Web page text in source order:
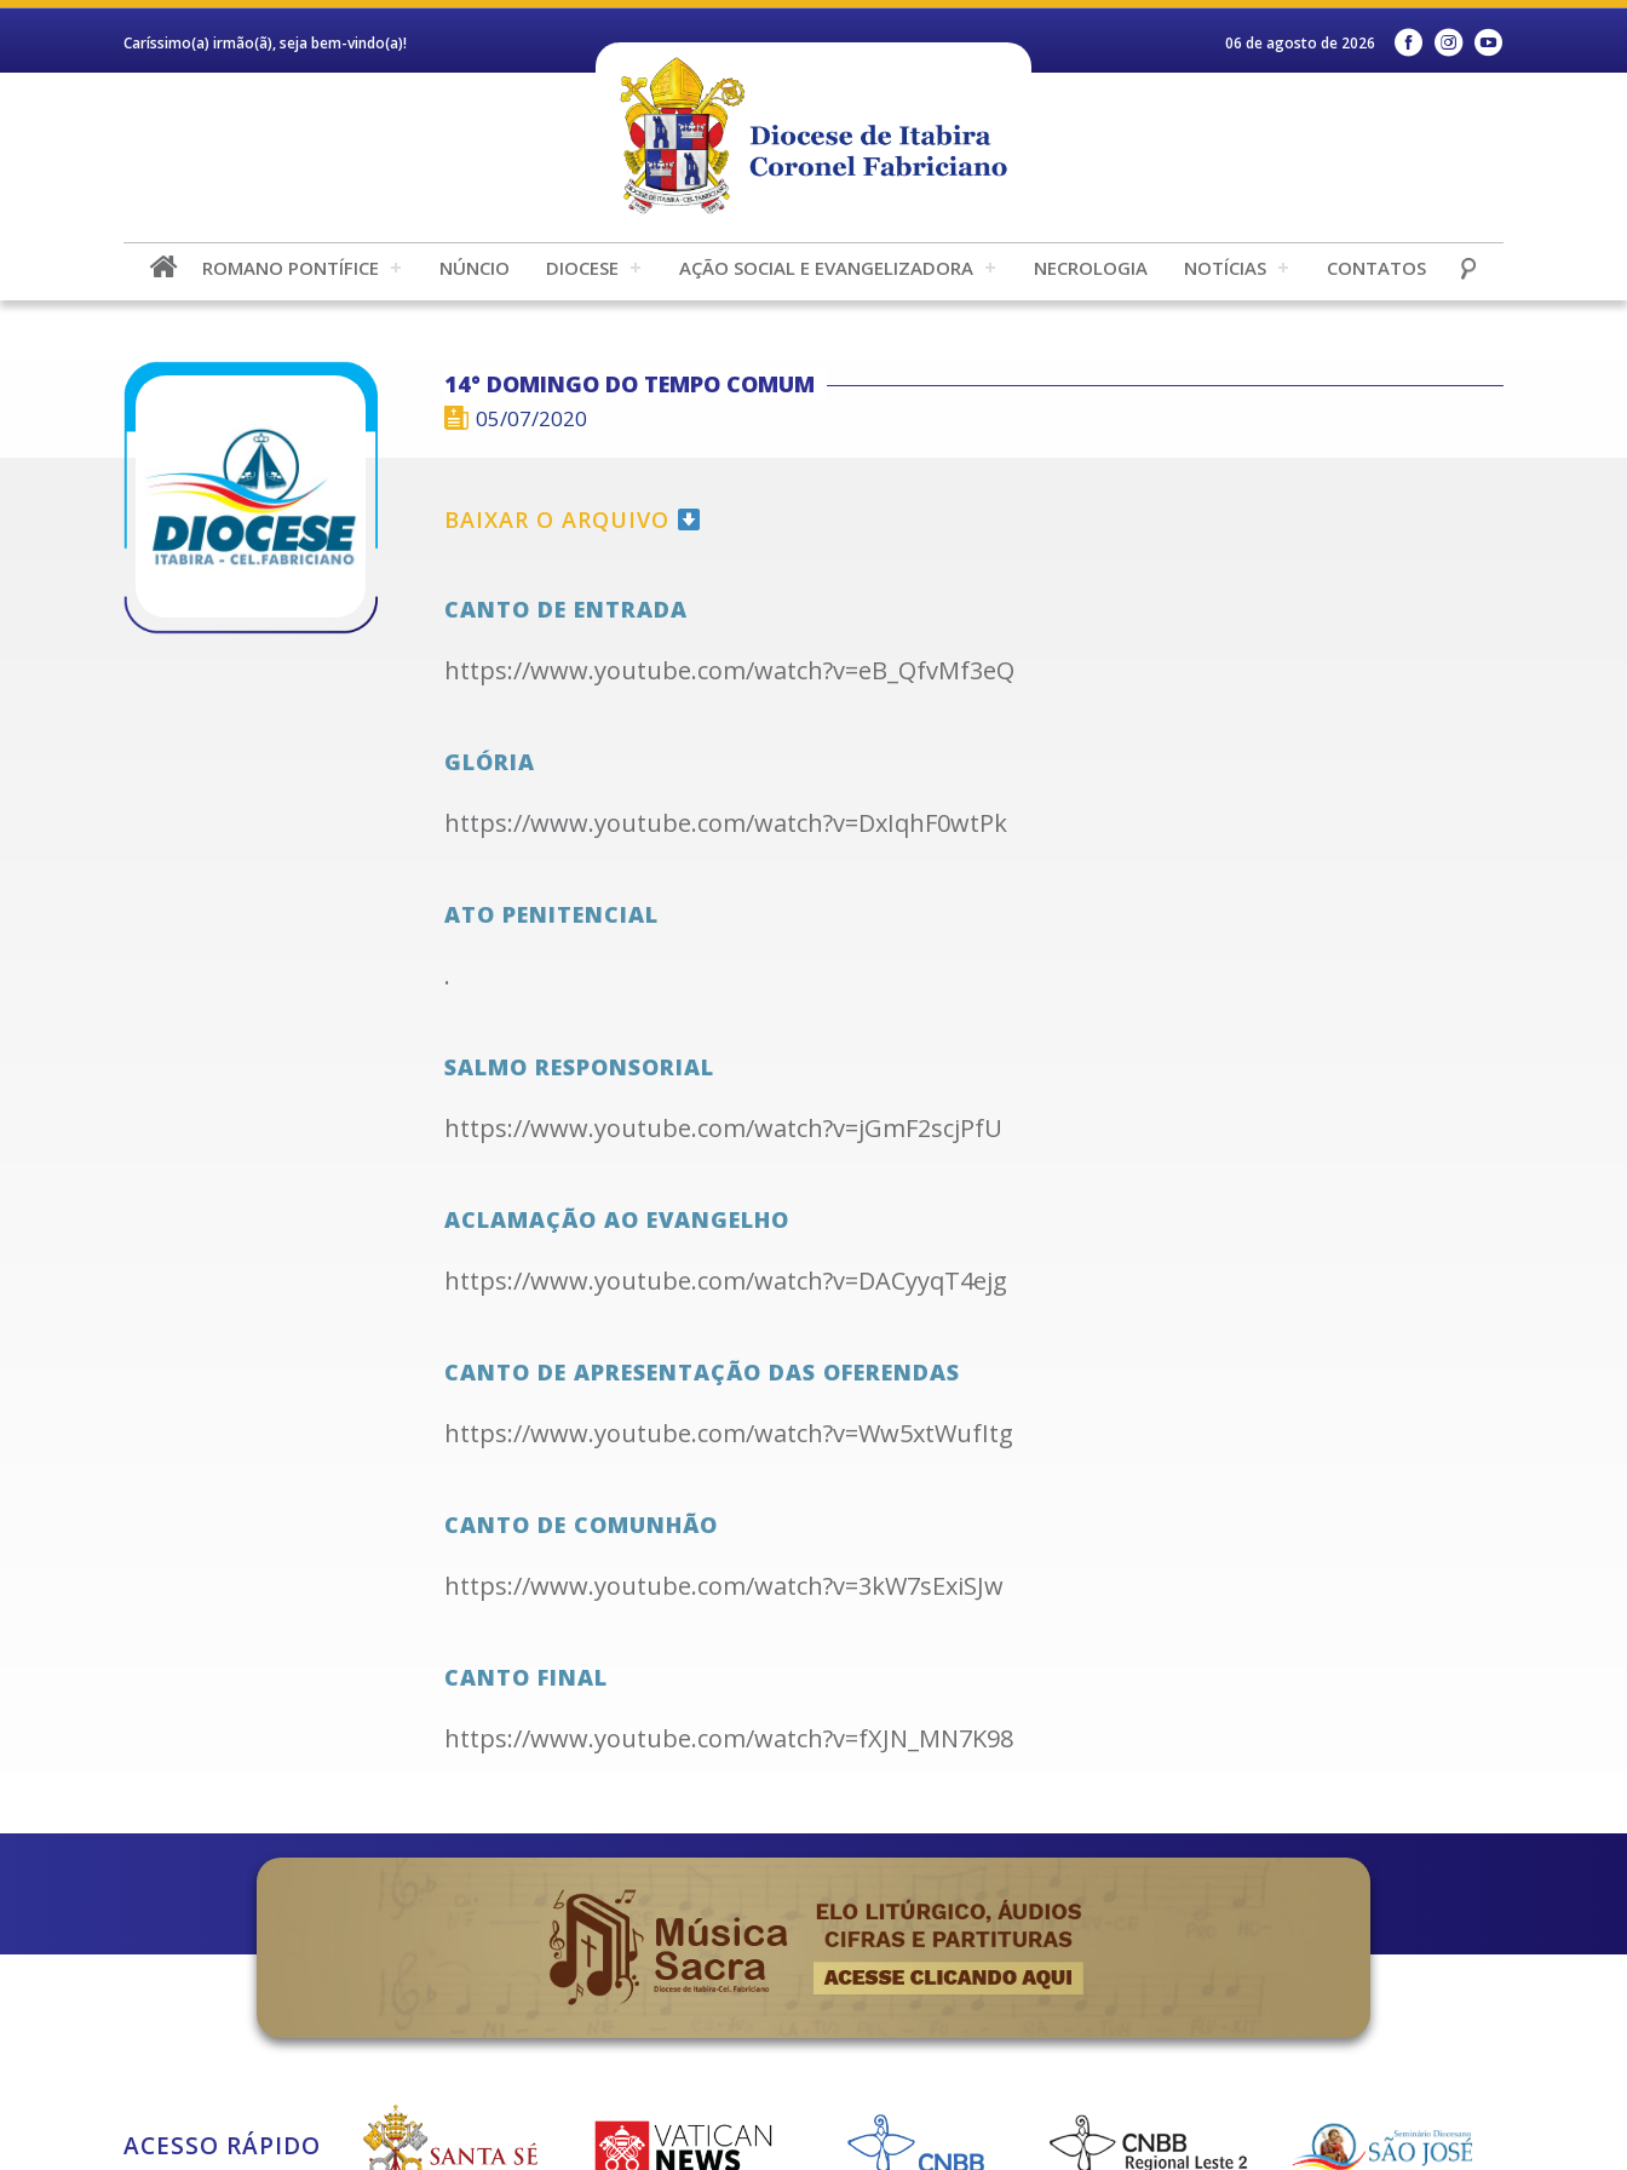
Caríssimo(a) irmão(ã), seja bem-vindo(a)! 06 de agosto de 2026
ROMANO PONTÍFICE NÚNCIO DIOCESE AÇÃO SOCIAL E EVANGELIZADORA NECROLOGIA NOTÍCIAS CONTATOS
14° DOMINGO DO TEMPO COMUM
05/07/2020
BAIXAR O ARQUIVO
CANTO DE ENTRADA
https://www.youtube.com/watch?v=eB_QfvMf3eQ
GLÓRIA
https://www.youtube.com/watch?v=DxIqhF0wtPk
ATO PENITENCIAL
.
SALMO RESPONSORIAL
https://www.youtube.com/watch?v=jGmF2scjPfU
ACLAMAÇÃO AO EVANGELHO
https://www.youtube.com/watch?v=DACyyqT4ejg
CANTO DE APRESENTAÇÃO DAS OFERENDAS
https://www.youtube.com/watch?v=Ww5xtWufItg
CANTO DE COMUNHÃO
https://www.youtube.com/watch?v=3kW7sExiSJw
CANTO FINAL
https://www.youtube.com/watch?v=fXJN_MN7K98
ACESSO RÁPIDO